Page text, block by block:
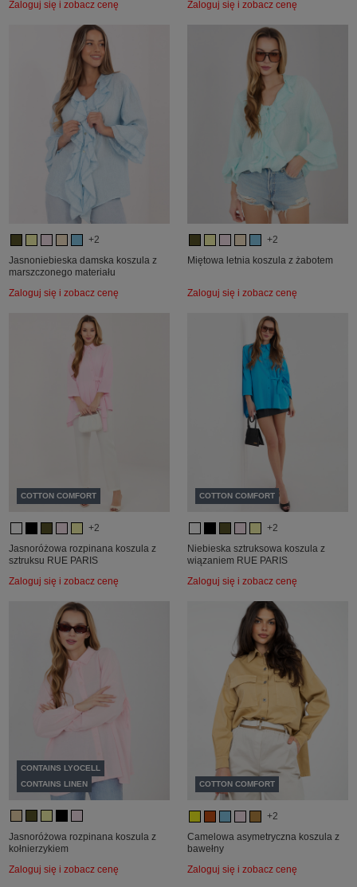
Zaloguj się i zobacz cenę Zaloguj się i zobacz cenę
+2
Jasnoniebieska damska koszula z
marszczonego materiału
Zaloguj się i zobacz cenę
+2
Miętowa letnia koszula z żabotem
Zaloguj się i zobacz cenę
COTTON COMFORT
+2
Jasnoróżowa rozpinana koszula z
sztruksu RUE PARIS
Zaloguj się i zobacz cenę
COTTON COMFORT
+2
Niebieska sztruksowa koszula z
wiązaniem RUE PARIS
Zaloguj się i zobacz cenę
CONTAINS LYOCELL
CONTAINS LINEN
Jasnoróżowa rozpinana koszula z
kołnierzykiem
Zaloguj się i zobacz cenę
COTTON COMFORT
+2
Camelowa asymetryczna koszula z
bawełny
Zaloguj się i zobacz cenę